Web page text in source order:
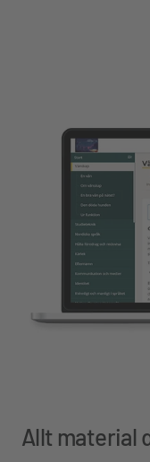
Allt material